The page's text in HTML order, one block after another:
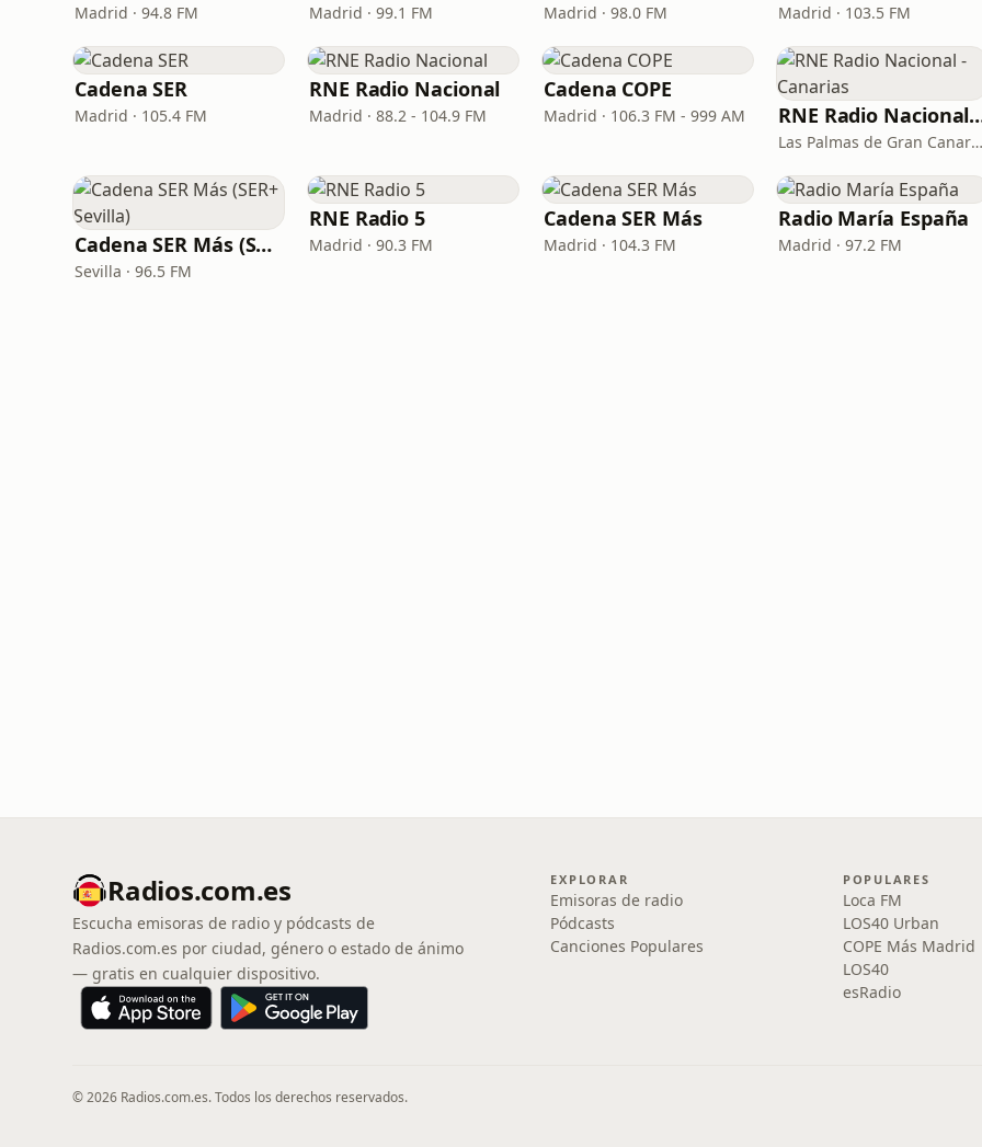
Madrid · 94.8 FM Madrid · 99.1 FM Madrid · 98.0 FM Madrid · 103.5 FM
Cadena SER
Madrid · 105.4 FM
RNE Radio Nacional
Madrid · 88.2 - 104.9 FM
Cadena COPE
Madrid · 106.3 FM - 999 AM RNE Radio
Las Palmas de Gran Canaria · 92.8 FM
Cadena SER Más (SER+ Sevilla)
Sevilla · 96.5 FM
RNE Radio 5
Madrid · 90.3 FM
Cadena SER Más
Madrid · 104.3 FM
Radio María España
Madrid · 97.2 FM
Radios.com.es
Escucha emisoras de radio y pódcasts de
Radios.com.es por ciudad, género o estado de ánimo
— gratis en cualquier dispositivo.
EXPLORAR
Emisoras de radio
Pódcasts
Canciones Populares
POPULARES
Loca FM
LOS40 Urban
COPE Más Madrid
LOS40
esRadio
© 2026 Radios.com.es. Todos los derechos reservados.